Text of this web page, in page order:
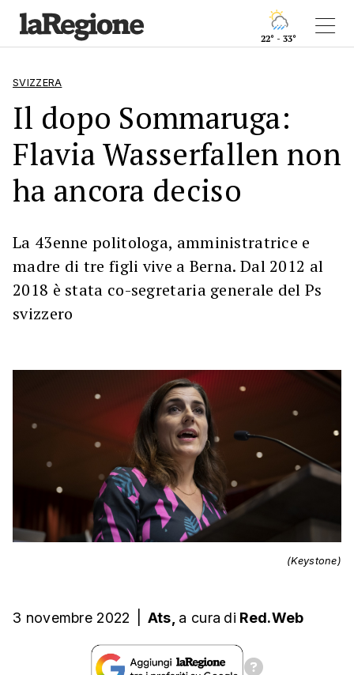
22° - 33°
SVIZZERA
Il dopo Sommaruga:
Flavia Wasserfallen non
ha ancora deciso
La 43enne politologa, amministratrice e
madre di tre figli vive a Berna. Dal 2012 al
2018 è stata co-segretaria generale del Ps
svizzero
(Keystone)
3 novembre 2022 Ats, a cura di Red.Web